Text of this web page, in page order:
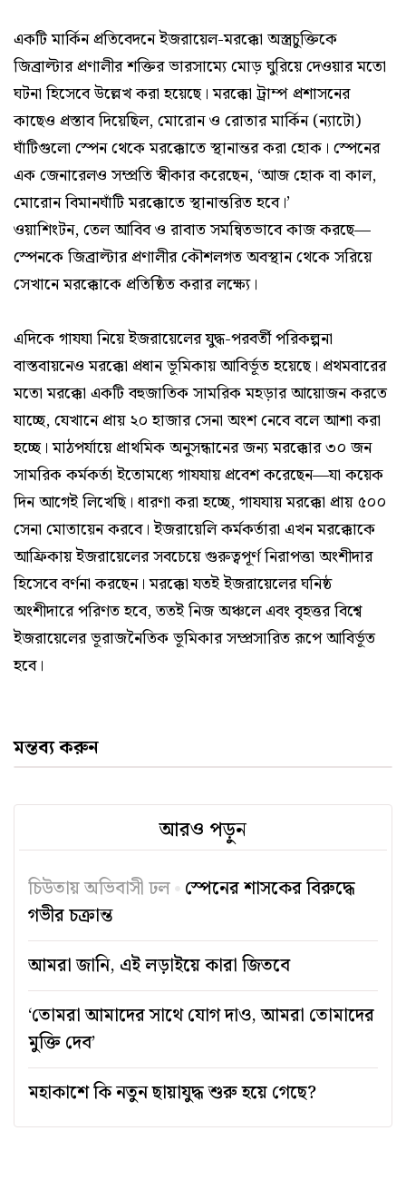
একটি মার্কিন প্রতিবেদনে ইজরায়েল-মরক্কো অস্ত্রচুক্তিকে
জিব্রাল্টার প্রণালীর শক্তির ভারসাম্যে মোড় ঘুরিয়ে দেওয়ার মতো
ঘটনা হিসেবে উল্লেখ করা হয়েছে। মরক্কো ট্রাম্প প্রশাসনের
কাছেও প্রস্তাব দিয়েছিল, মোরোন ও রোতার মার্কিন (ন্যাটো)
ঘাঁটিগুলো স্পেন থেকে মরক্কোতে স্থানান্তর করা হোক। স্পেনের
এক জেনারেলও সম্প্রতি স্বীকার করেছেন, ‘আজ হোক বা কাল,
মোরোন বিমানঘাঁটি মরক্কোতে স্থানান্তরিত হবে।’
ওয়াশিংটন, তেল আবিব ও রাবাত সমন্বিতভাবে কাজ করছে—
স্পেনকে জিব্রাল্টার প্রণালীর কৌশলগত অবস্থান থেকে সরিয়ে
সেখানে মরক্কোকে প্রতিষ্ঠিত করার লক্ষ্যে।
এদিকে গাযযা নিয়ে ইজরায়েলের যুদ্ধ-পরবর্তী পরিকল্পনা
বাস্তবায়নেও মরক্কো প্রধান ভূমিকায় আবির্ভূত হয়েছে। প্রথমবারের
মতো মরক্কো একটি বহুজাতিক সামরিক মহড়ার আয়োজন করতে
যাচ্ছে, যেখানে প্রায় ২০ হাজার সেনা অংশ নেবে বলে আশা করা
হচ্ছে। মাঠপর্যায়ে প্রাথমিক অনুসন্ধানের জন্য মরক্কোর ৩০ জন
সামরিক কর্মকর্তা ইতোমধ্যে গাযযায় প্রবেশ করেছেন—যা কয়েক
দিন আগেই লিখেছি। ধারণা করা হচ্ছে, গাযযায় মরক্কো প্রায় ৫০০
সেনা মোতায়েন করবে। ইজরায়েলি কর্মকর্তারা এখন মরক্কোকে
আফ্রিকায় ইজরায়েলের সবচেয়ে গুরুত্বপূর্ণ নিরাপত্তা অংশীদার
হিসেবে বর্ণনা করছেন। মরক্কো যতই ইজরায়েলের ঘনিষ্ঠ
অংশীদারে পরিণত হবে, ততই নিজ অঞ্চলে এবং বৃহত্তর বিশ্বে
ইজরায়েলের ভূরাজনৈতিক ভূমিকার সম্প্রসারিত রূপে আবির্ভূত
হবে।
মন্তব্য করুন
আরও পড়ুন
চিউতায় অভিবাসী ঢল স্পেনের শাসকের বিরুদ্ধে
গভীর চক্রান্ত
আমরা জানি, এই লড়াইয়ে কারা জিতবে
‘তোমরা আমাদের সাথে যোগ দাও, আমরা তোমাদের
মুক্তি দেব’
মহাকাশে কি নতুন ছায়াযুদ্ধ শুরু হয়ে গেছে?